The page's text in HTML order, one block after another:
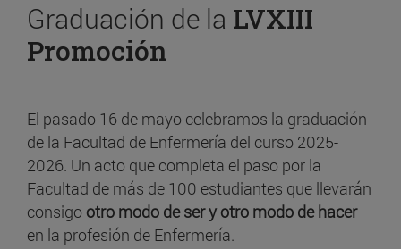
Graduación de la LVXIII
Promoción
El pasado 16 de mayo celebramos la graduación
de la Facultad de Enfermería del curso 2025-
2026. Un acto que completa el paso por la
Facultad de más de 100 estudiantes que llevarán
consigo otro modo de ser y otro modo de hacer
en la profesión de Enfermería.